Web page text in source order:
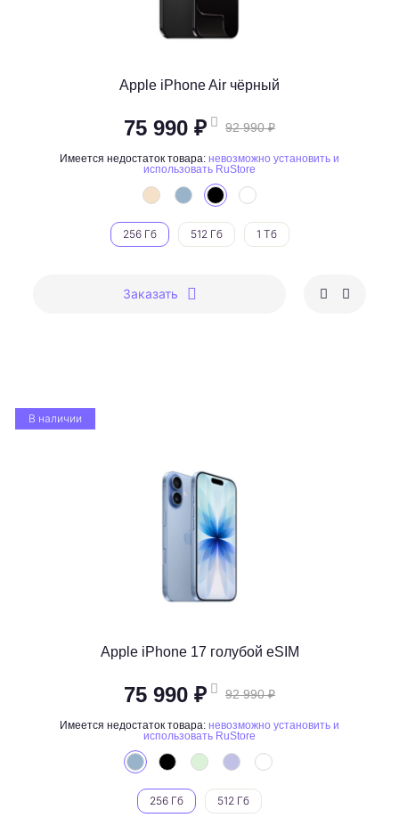
Apple iPhone Air чёрный
75 990 ₽ 92 990 ₽
Имеется недостаток товара: невозможно установить и
использовать RuStore
256 Гб 512 Гб 1 Тб
Заказать
В наличии
Apple iPhone 17 голубой eSIM
75 990 ₽ 92 990 ₽
Имеется недостаток товара: невозможно установить и
использовать RuStore
256 Гб 512 Гб